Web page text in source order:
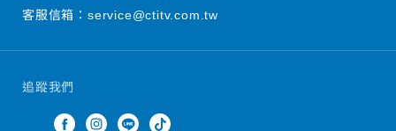
追蹤我們
客服信箱： service@ctitv.com.tw